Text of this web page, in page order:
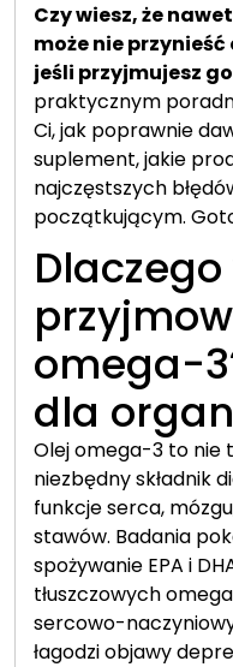
Czy wiesz, że
może nie
jeśli przyjmujesz
praktycznym
Ci, jak poprawnie
suplement, jakie
najczęstszych
początkującym.
omega-
dla
Olej omega-3 to
niezbędny składnik
funkcje serca,
stawów. Badania
spożywanie EPA i
tłuszczowych
sercowo-
łagodzi objawy